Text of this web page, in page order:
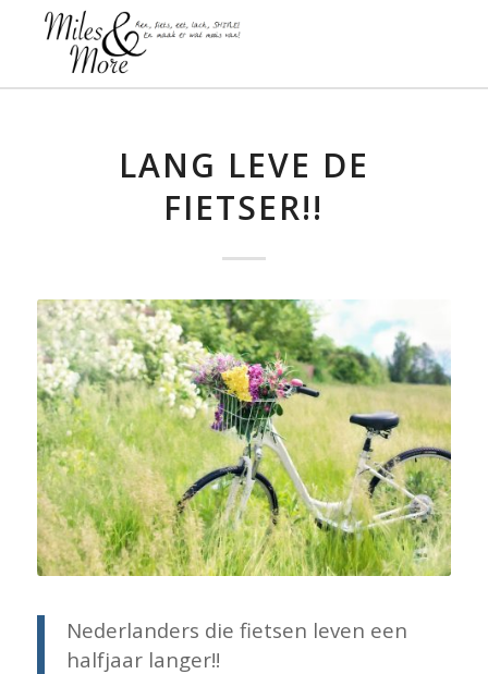
LANG LEVE DE
FIETSER!!
Nederlanders die fietsen leven een
halfjaar langer!!